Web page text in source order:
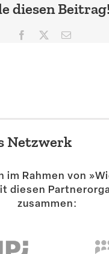
Suche
diesen Beitrag!
Facebook E-
Netzwerk
im Rahmen von
diesen
zusammen: